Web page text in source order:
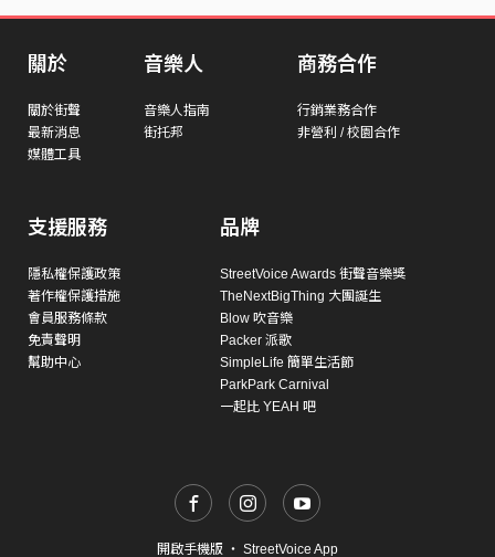
關於
關於街聲
最新消息
媒體工具
音樂人
音樂人指南
街托邦
商務合作
行銷業務合作
非營利 / 校園合作
支援服務
隱私權保護政策
著作權保護措施
會員服務條款
免責聲明
幫助中心
品牌
StreetVoice Awards 街聲音樂獎
TheNextBigThing 大團誕生
Blow 吹音樂
Packer 派歌
SimpleLife 簡單生活節
ParkPark Carnival
一起比 YEAH 吧
開啟手機版 ・ StreetVoice App